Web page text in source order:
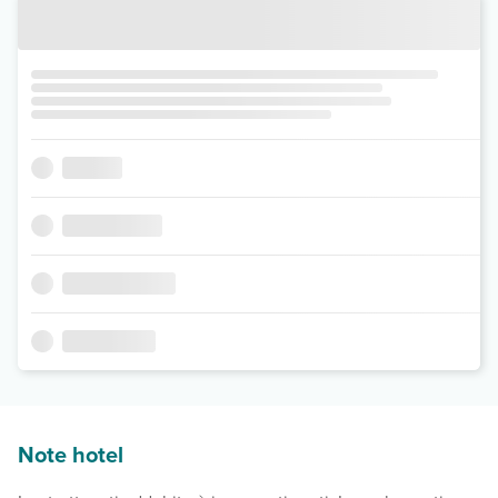
Note hotel